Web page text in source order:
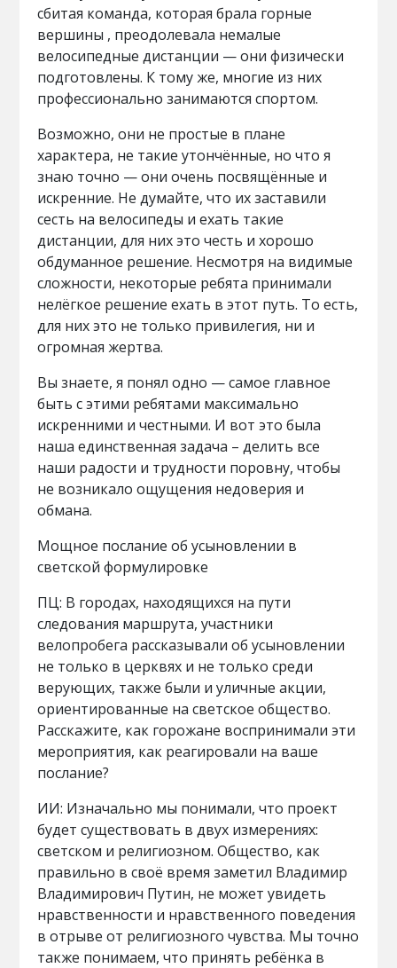
сбитая команда, которая брала горные
вершины , преодолевала немалые
велосипедные дистанции — они физически
подготовлены. К тому же, многие из них
профессионально занимаются спортом.
Возможно, они не простые в плане
характера, не такие утончённые, но что я
знаю точно — они очень посвящённые и
искренние. Не думайте, что их заставили
сесть на велосипеды и ехать такие
дистанции, для них это честь и хорошо
обдуманное решение. Несмотря на видимые
сложности, некоторые ребята принимали
нелёгкое решение ехать в этот путь. То есть,
для них это не только привилегия, ни и
огромная жертва.
Вы знаете, я понял одно — самое главное
быть с этими ребятами максимально
искренними и честными. И вот это была
наша единственная задача – делить все
наши радости и трудности поровну, чтобы
не возникало ощущения недоверия и
обмана.
Мощное послание об усыновлении в
светской формулировке
ПЦ: В городах, находящихся на пути
следования маршрута, участники
велопробега рассказывали об усыновлении
не только в церквях и не только среди
верующих, также были и уличные акции,
ориентированные на светское общество.
Расскажите, как горожане воспринимали эти
мероприятия, как реагировали на ваше
послание?
ИИ: Изначально мы понимали, что проект
будет существовать в двух измерениях:
светском и религиозном. Общество, как
правильно в своё время заметил Владимир
Владимирович Путин, не может увидеть
нравственности и нравственного поведения
в отрыве от религиозного чувства. Мы точно
также понимаем, что принять ребёнка в